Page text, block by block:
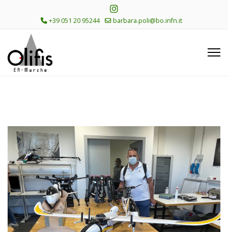
+39 051 20 95244 barbara.poli@bo.infn.it